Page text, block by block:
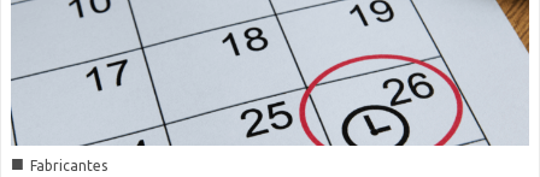
■ Fabricantes